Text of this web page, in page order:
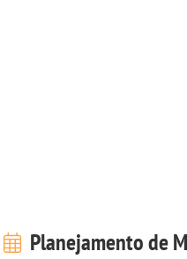
Planejamento de